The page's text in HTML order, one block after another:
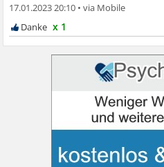
17.01.2023 20:10 •
x 1